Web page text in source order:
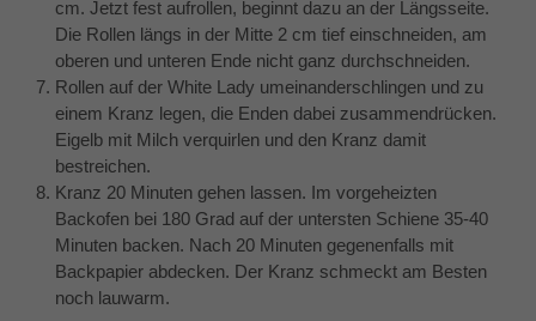
cm. Jetzt fest aufrollen, beginnt dazu an der Längsseite.
Die Rollen längs in der Mitte 2 cm tief einschneiden, am
oberen und unteren Ende nicht ganz durchschneiden.
Rollen auf der White Lady umeinanderschlingen und zu
einem Kranz legen, die Enden dabei zusammendrücken.
Eigelb mit Milch verquirlen und den Kranz damit
bestreichen.
Kranz 20 Minuten gehen lassen. Im vorgeheizten
Backofen bei 180 Grad auf der untersten Schiene 35-40
Minuten backen. Nach 20 Minuten gegenenfalls mit
Backpapier abdecken. Der Kranz schmeckt am Besten
noch lauwarm.